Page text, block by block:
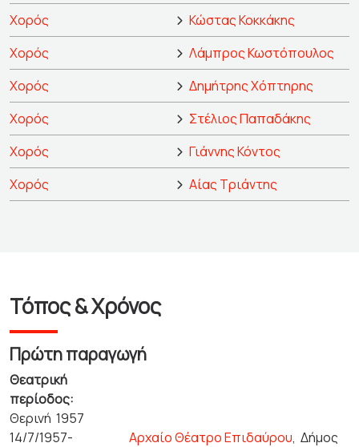
Χορός
Κώστας Κοκκάκης
Χορός
Λάμπρος Κωστόπουλος
Χορός
Δημήτρης Χόπτηρης
Χορός
Στέλιος Παπαδάκης
Χορός
Γιάννης Κόντος
Χορός
Αίας Τριάντης
Τόπος & Χρόνος
Πρώτη παραγωγή
Θεατρική
περίοδος:
Θερινή 1957
14/7/1957-
Αρχαίο Θέατρο Επιδαύρου,Δήμος